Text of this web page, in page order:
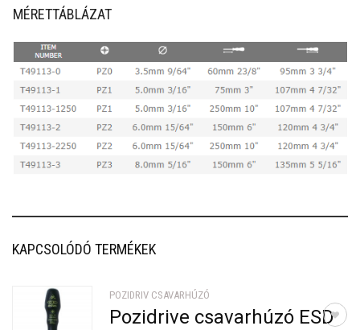
MÉRETTÁBLÁZAT
KAPCSOLÓDÓ TERMÉKEK
POZIDRIV CSAVARHÚZÓ
Pozidrive csavarhúzó ESD